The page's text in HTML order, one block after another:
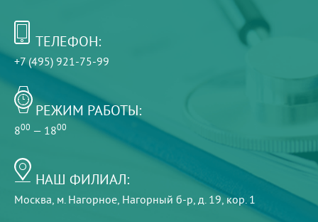
ТЕЛЕФОН:
+7 (495) 921-75-99
РЕЖИМ РАБОТЫ:
800 — 1800
НАШ ФИЛИАЛ:
Москва, м. Нагорное, Нагорный б-р, д. 19, кор. 1